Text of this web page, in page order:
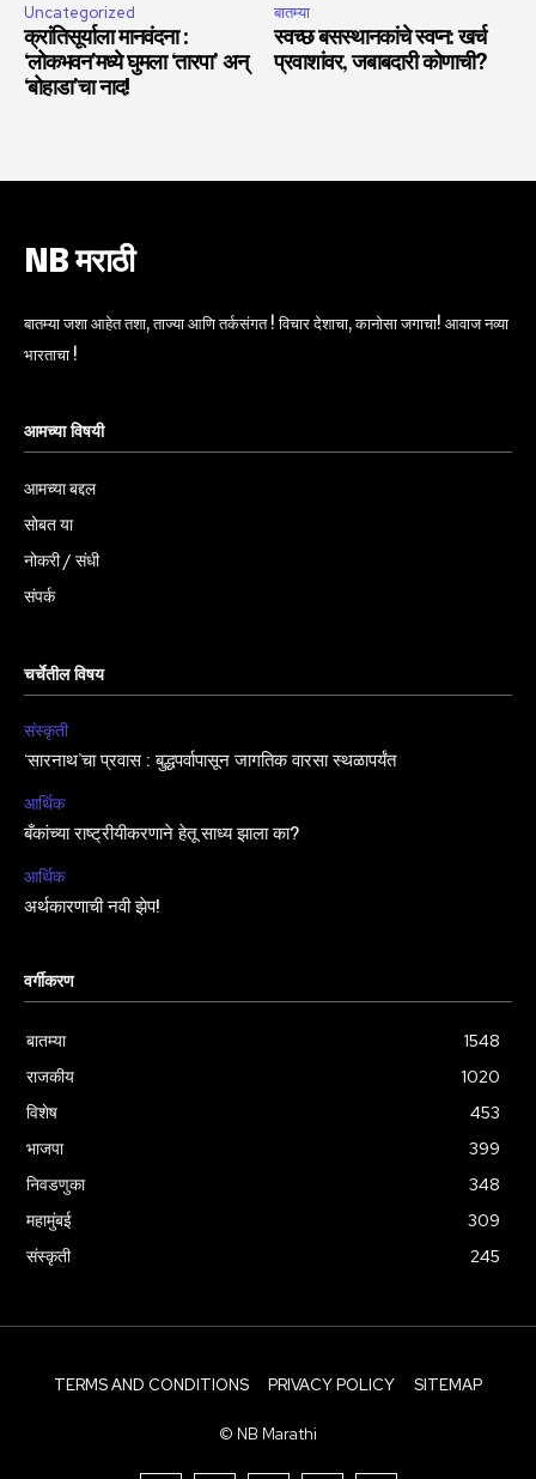
Uncategorized
क्रांतिसूर्याला मानवंदना :
‘लोकभवन’मध्ये घुमला ‘तारपा’ अन्
‘बोहाडा’चा नाद!
बातम्या
स्वच्छ बसस्थानकांचे स्वप्न: खर्च
प्रवाशांवर, जबाबदारी कोणाची?
NB मराठी
बातम्या जशा आहेत तशा, ताज्या आणि तर्कसंगत ! विचार देशाचा, कानोसा जगाचा! आवाज नव्या
भारताचा !
आमच्या विषयी
आमच्या बद्दल
सोबत या
नोकरी / संधी
संपर्क
चर्चेतील विषय
संस्कृती
‘सारनाथ’चा प्रवास : बुद्धपर्वापासून जागतिक वारसा स्थळापर्यंत
आर्थिक
बँकांच्या राष्ट्रीयीकरणाने हेतू साध्य झाला का?
आर्थिक
अर्थकारणाची नवी झेप!
वर्गीकरण
बातम्या
1548
राजकीय
1020
विशेष
453
भाजपा
399
निवडणुका
348
महामुंबई
309
संस्कृती
245
TERMS AND CONDITIONS PRIVACY POLICY SITEMAP
© NB Marathi